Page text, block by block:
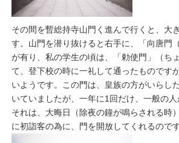
その間を暫総持寺山門く進んで行くと、大
す。山門を潜り抜けると右手に、「向唐門
が有り、私の学生の頃は、「勅使門」（ち
て、登下校の時に一礼して通ったものです
いようです。この門は、皇族の方がいらし
いていましたが、一年に1回だけ、一般の人
それは、大晦日（除夜の鐘が鳴らされる時
に初詣客の為に、門を開放してくれるのです